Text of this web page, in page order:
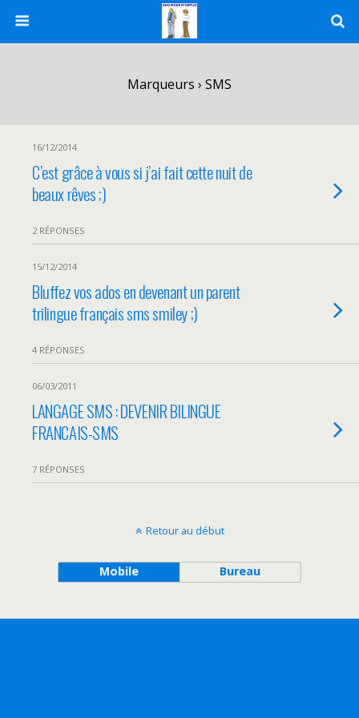
Marqueurs › SMS
16/12/2014
C’est grâce à vous si j’ai fait cette nuit de
beaux rêves ;)
2 RÉPONSES
15/12/2014
Bluffez vos ados en devenant un parent
trilingue français sms smiley ;)
4 RÉPONSES
06/03/2011
LANGAGE SMS : DEVENIR BILINGUE
FRANCAIS-SMS
7 RÉPONSES
Retour au début
Mobile Bureau